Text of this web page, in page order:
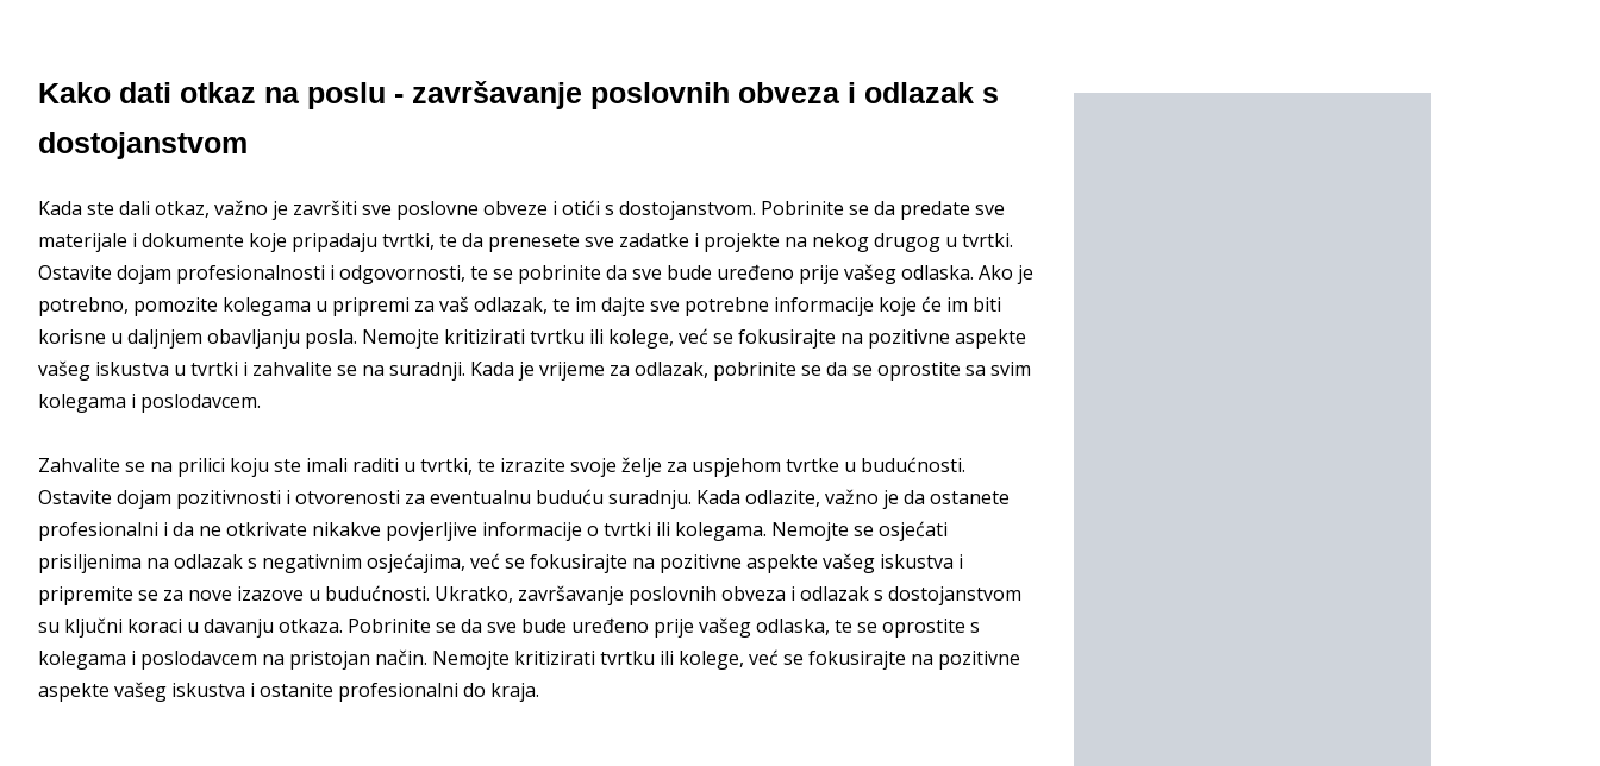
Kako dati otkaz na poslu - završavanje poslovnih obveza i odlazak s
dostojanstvom
Kada ste dali otkaz, važno je završiti sve poslovne obveze i otići s dostojanstvom. Pobrinite se da predate sve
materijale i dokumente koje pripadaju tvrtki, te da prenesete sve zadatke i projekte na nekog drugog u tvrtki.
Ostavite dojam profesionalnosti i odgovornosti, te se pobrinite da sve bude uređeno prije vašeg odlaska. Ako je
potrebno, pomozite kolegama u pripremi za vaš odlazak, te im dajte sve potrebne informacije koje će im biti
korisne u daljnjem obavljanju posla. Nemojte kritizirati tvrtku ili kolege, već se fokusirajte na pozitivne aspekte
vašeg iskustva u tvrtki i zahvalite se na suradnji. Kada je vrijeme za odlazak, pobrinite se da se oprostite sa svim
kolegama i poslodavcem.
Zahvalite se na prilici koju ste imali raditi u tvrtki, te izrazite svoje želje za uspjehom tvrtke u budućnosti.
Ostavite dojam pozitivnosti i otvorenosti za eventualnu buduću suradnju. Kada odlazite, važno je da ostanete
profesionalni i da ne otkrivate nikakve povjerljive informacije o tvrtki ili kolegama. Nemojte se osjećati
prisiljenima na odlazak s negativnim osjećajima, već se fokusirajte na pozitivne aspekte vašeg iskustva i
pripremite se za nove izazove u budućnosti. Ukratko, završavanje poslovnih obveza i odlazak s dostojanstvom
su ključni koraci u davanju otkaza. Pobrinite se da sve bude uređeno prije vašeg odlaska, te se oprostite s
kolegama i poslodavcem na pristojan način. Nemojte kritizirati tvrtku ili kolege, već se fokusirajte na pozitivne
aspekte vašeg iskustva i ostanite profesionalni do kraja.